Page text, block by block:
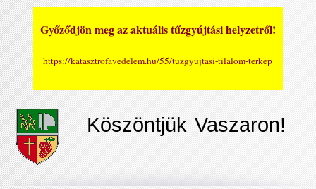
Győződjön meg az aktuális tűzgyújtási helyzetről!
https://katasztrofavedelem.hu/55/tuzgyujtasi-tilalom-terkep
Köszöntjük Vaszaron!